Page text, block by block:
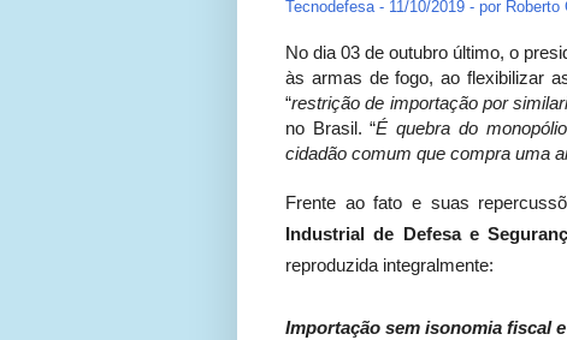
Tecnodefesa - 11/10/2019 - por Roberto
No dia 03 de outubro último, o
às armas de fogo, ao flexibilizar
“restrição de importação por
no Brasil. “É quebra do
cidadão comum que compra uma
Frente ao fato e suas
Industrial de Defesa e
reproduzida integralmente:
Importação sem isonomia fiscal